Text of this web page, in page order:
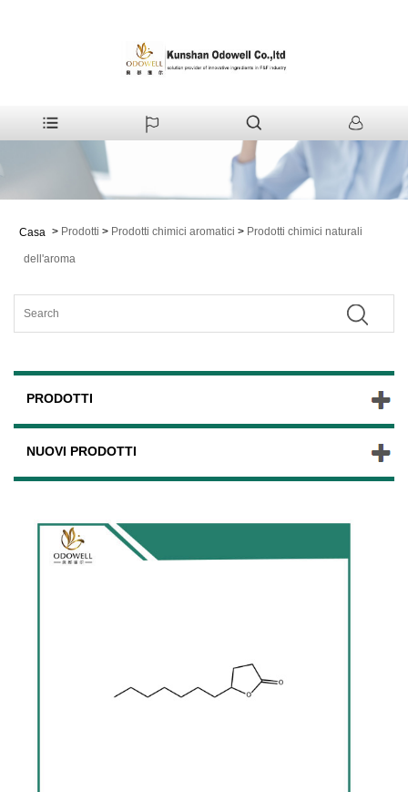
Casa > Prodotti > Prodotti chimici aromatici > Prodotti chimici naturali
dell'aroma
PRODOTTI
NUOVI PRODOTTI